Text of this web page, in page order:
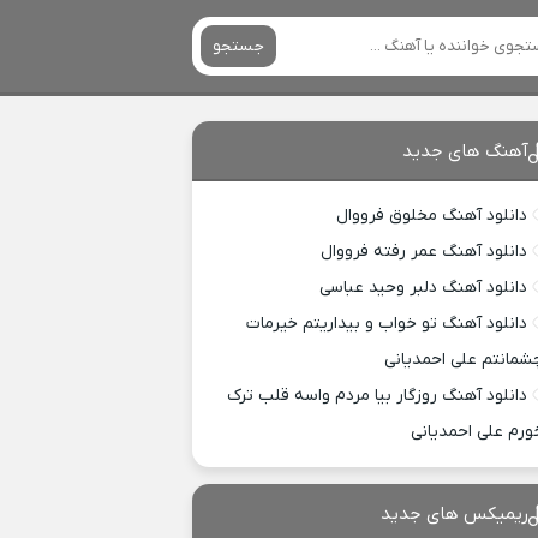
جستجو
آهنگ های جدید
دانلود آهنگ مخلوق فرووال
دانلود آهنگ عمر رفته فرووال
دانلود آهنگ دلبر وحید عباسی
دانلود آهنگ تو خواب و بیداریتم خیرمات
علی احمدیانی
دانلود آهنگ روزگار بیا مردم واسه قلب ترک
علی احمدیانی
ریمیکس های جدید